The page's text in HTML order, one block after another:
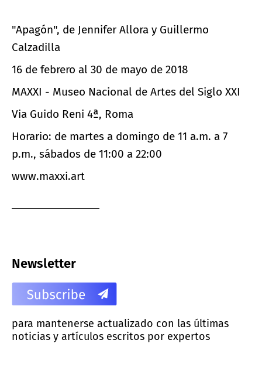
"Apagón", de Jennifer Allora y Guillermo
Calzadilla
16 de febrero al 30 de mayo de 2018
MAXXI - Museo Nacional de Artes del Siglo XXI
Via Guido Reni 4ª, Roma
Horario: de martes a domingo de 11 a.m. a 7
p.m., sábados de 11:00 a 22:00
www.maxxi.art
Newsletter
para mantenerse actualizado con las últimas
noticias y artículos escritos por expertos